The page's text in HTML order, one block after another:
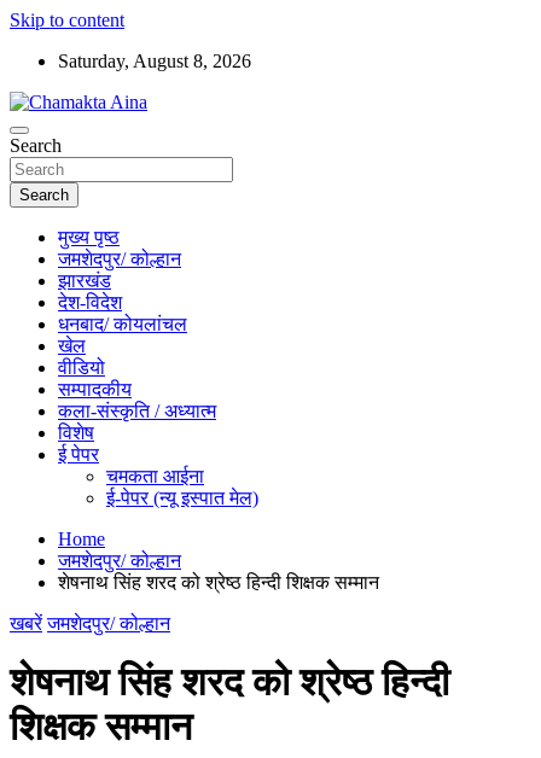
Skip to content
Saturday, August 8, 2026
Chamakta Aina
Hindi News Paper – Jharkhand
Search
Search
मुख्य पृष्ठ
जमशेदपुर/ कोल्हान
झारखंड
देश-विदेश
धनबाद/ कोयलांचल
खेल
वीडियो
सम्पादकीय
कला-संस्कृति / अध्यात्म
विशेष
ई पेपर
चमकता आईना
ई-पेपर (न्यू इस्पात मेल)
Home
जमशेदपुर/ कोल्हान
शेषनाथ सिंह शरद को श्रेष्ठ हिन्दी शिक्षक सम्मान
खबरें जमशेदपुर/ कोल्हान
शेषनाथ सिंह शरद को श्रेष्ठ हिन्दी
शिक्षक सम्मान